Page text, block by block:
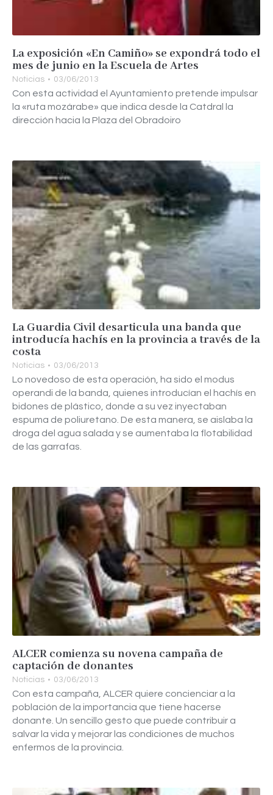
La exposición «En Camiño» se expondrá todo el
mes de junio en la Escuela de Artes
Noticias 03/06/2013
Con esta actividad el Ayuntamiento pretende impulsar
la «ruta mozárabe» que indica desde la Catdral la
dirección hacia la Plaza del Obradoiro
La Guardia Civil desarticula una banda que
introducía hachís en la provincia a través de la
costa
Noticias 03/06/2013
Lo novedoso de esta operación, ha sido el modus
operandi de la banda, quienes introducían el hachís en
bidones de plástico, donde a su vez inyectaban
espuma de poliuretano. De esta manera, se aislaba la
droga del agua salada y se aumentaba la flotabilidad
de las garrafas.
ALCER comienza su novena campaña de
captación de donantes
Noticias 03/06/2013
Con esta campaña, ALCER quiere concienciar a la
población de la importancia que tiene hacerse
donante. Un sencillo gesto que puede contribuir a
salvar la vida y mejorar las condiciones de muchos
enfermos de la provincia.